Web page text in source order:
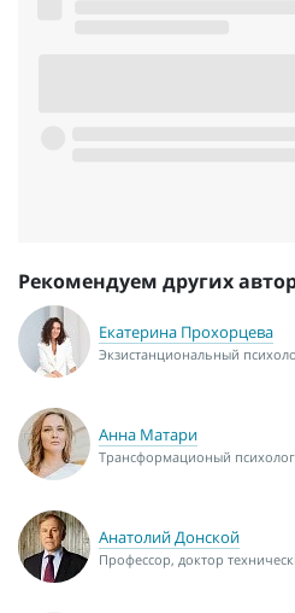
Рекомендуем других
Екатерина Прохорцева
Экзистанциональный
Анна Матари
Трансформационый
Анатолий Донской
Профессор, доктор